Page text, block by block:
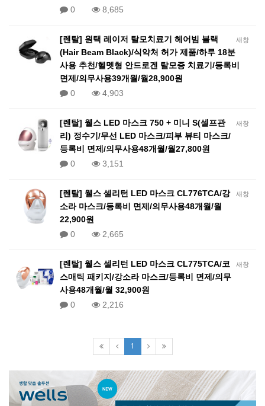
0
8,685
새창
[렌탈] 원택 레이저 탈모치료기 헤어빔 블랙
(Hair Beam Black)/식약처 허가 제품/하루 18분
사용 추천/헬멧형 안드로겐 탈모증 치료기/등록비
면제/의무사용39개월/월28,900원
0
4,903
새창
[렌탈] 웰스 LED 마스크 750 + 미니 S(셀프관
리) 정수기/무선 LED 마스크/피부 뷰티 마스크/
등록비 면제/의무사용48개월/월27,800원
0
3,151
새창
[렌탈] 웰스 셀리턴 LED 마스크 CL776TCA/강
소라 마스크/등록비 면제/의무사용48개월/월
22,900원
0
2,665
새창
[렌탈] 웰스 셀리턴 LED 마스크 CL775TCA/코
스매틱 패키지/강소라 마스크/등록비 면제/의무
사용48개월/월 32,900원
0
2,216
1